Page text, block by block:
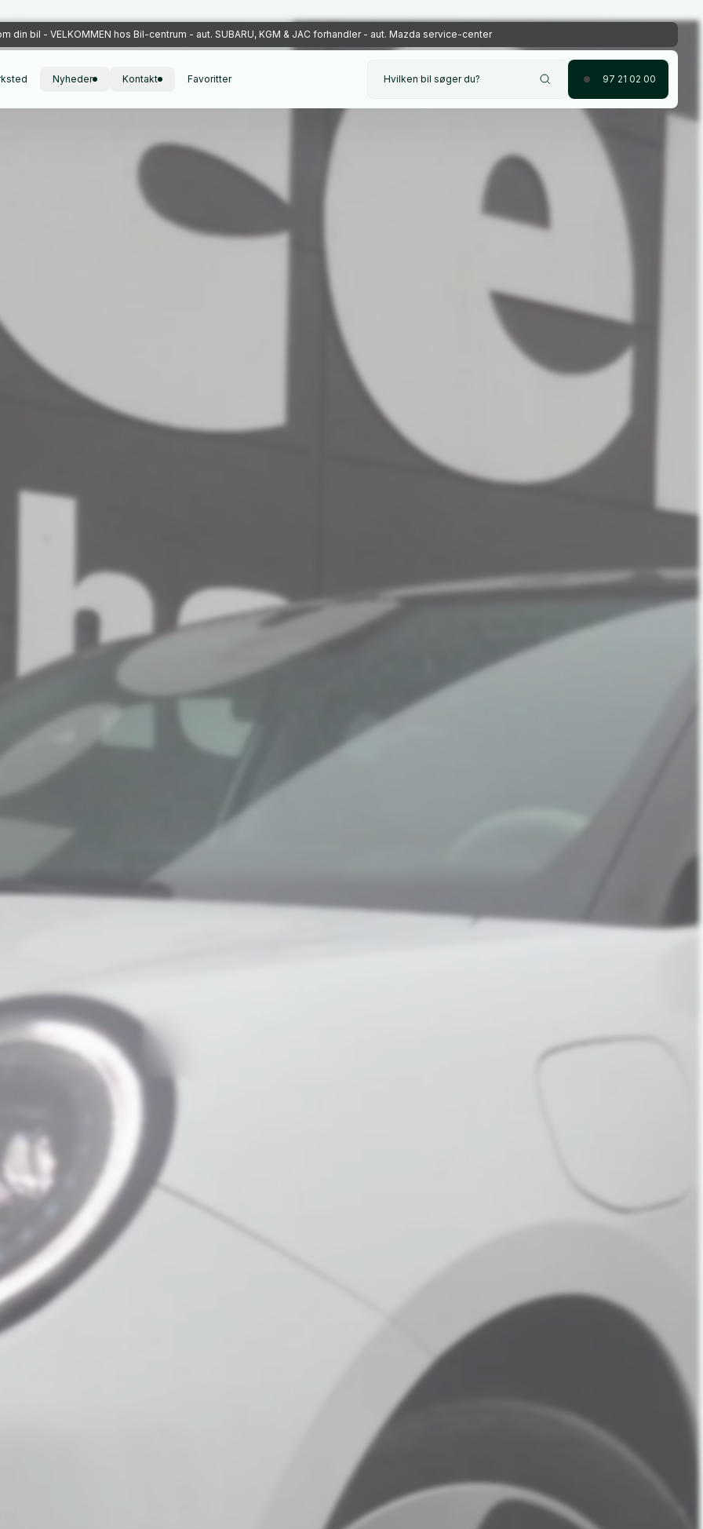
din bil - VELKOMMEN hos Bil-centrum - aut. SUBARU, KGM & JAC forhandler - aut. Mazda service-center
Nyheder Kontakt Favoritter Hvilken bil søger du? 97 21 02 00